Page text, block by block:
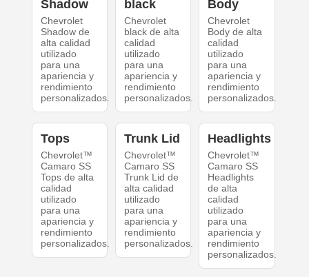
Shadow
Chevrolet
Shadow de
alta calidad
utilizado
para una
apariencia y
rendimiento
personalizados.
black
Chevrolet
black de alta
calidad
utilizado
para una
apariencia y
rendimiento
personalizados.
Body
Chevrolet
Body de alta
calidad
utilizado
para una
apariencia y
rendimiento
personalizados.
Tops
Chevrolet™
Camaro SS
Tops de alta
calidad
utilizado
para una
apariencia y
rendimiento
personalizados.
Trunk Lid
Chevrolet™
Camaro SS
Trunk Lid de
alta calidad
utilizado
para una
apariencia y
rendimiento
personalizados.
Headlights
Chevrolet™
Camaro SS
Headlights
de alta
calidad
utilizado
para una
apariencia y
rendimiento
personalizados.